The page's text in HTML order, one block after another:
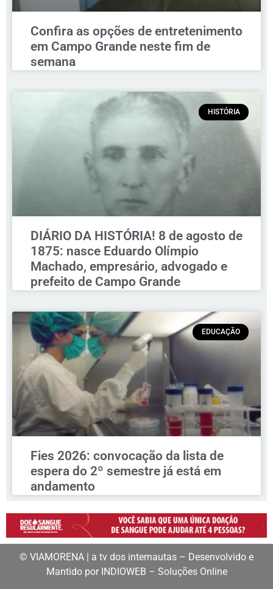
Confira as opções de entretenimento
em Campo Grande neste fim de
semana
HISTÓRIA
DIÁRIO DA HISTÓRIA! 8 de agosto de
1875: nasce Eduardo Olímpio
Machado, empresário, advogado e
prefeito de Campo Grande
EDUCAÇÃO
Fies 2026: convocação da lista de
espera do 2º semestre já está em
andamento
© VIAMORENA | a tv dos internautas – Desenvolvido e
Mantido por INDIOWEB – Soluções Online